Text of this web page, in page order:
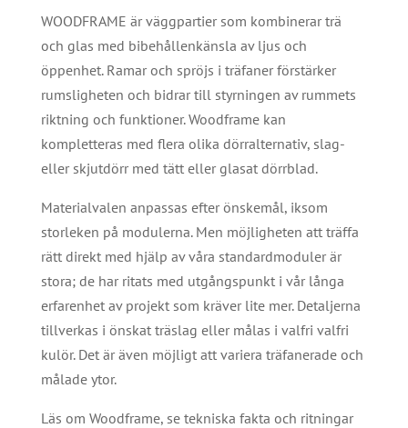
WOODFRAME är väggpartier som kombinerar trä
och glas med bibehållenkänsla av ljus och
öppenhet. Ramar och spröjs i träfaner förstärker
rumsligheten och bidrar till styrningen av rummets
riktning och funktioner. Woodframe kan
kompletteras med flera olika dörralternativ, slag-
eller skjutdörr med tätt eller glasat dörrblad.
Materialvalen anpassas efter önskemål, iksom
storleken på modulerna. Men möjligheten att träffa
rätt direkt med hjälp av våra standardmoduler är
stora; de har ritats med utgångspunkt i vår långa
erfarenhet av projekt som kräver lite mer. Detaljerna
tillverkas i önskat träslag eller målas i valfri valfri
kulör. Det är även möjligt att variera träfanerade och
målade ytor.
Läs om Woodframe, se tekniska fakta och ritningar